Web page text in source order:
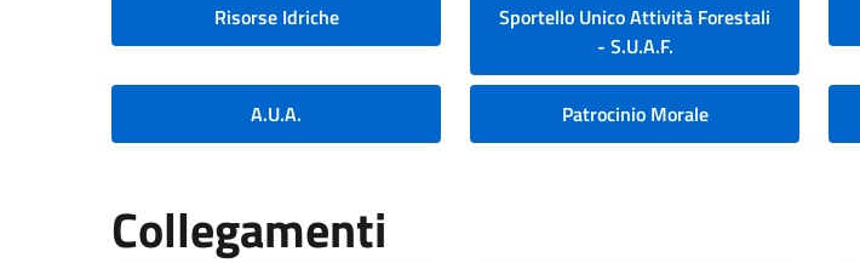
Risorse Idriche
Sportello Unico Attività Forestali
- S.U.A.F.
A.U.A. Patrocinio Morale
Collegamenti